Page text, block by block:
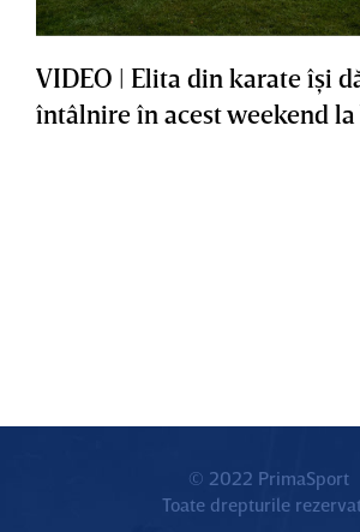
VIDEO | Elita din karate îşi
întâlnire în acest weekend la
© 2022 PrimaSport
Toate drepturile